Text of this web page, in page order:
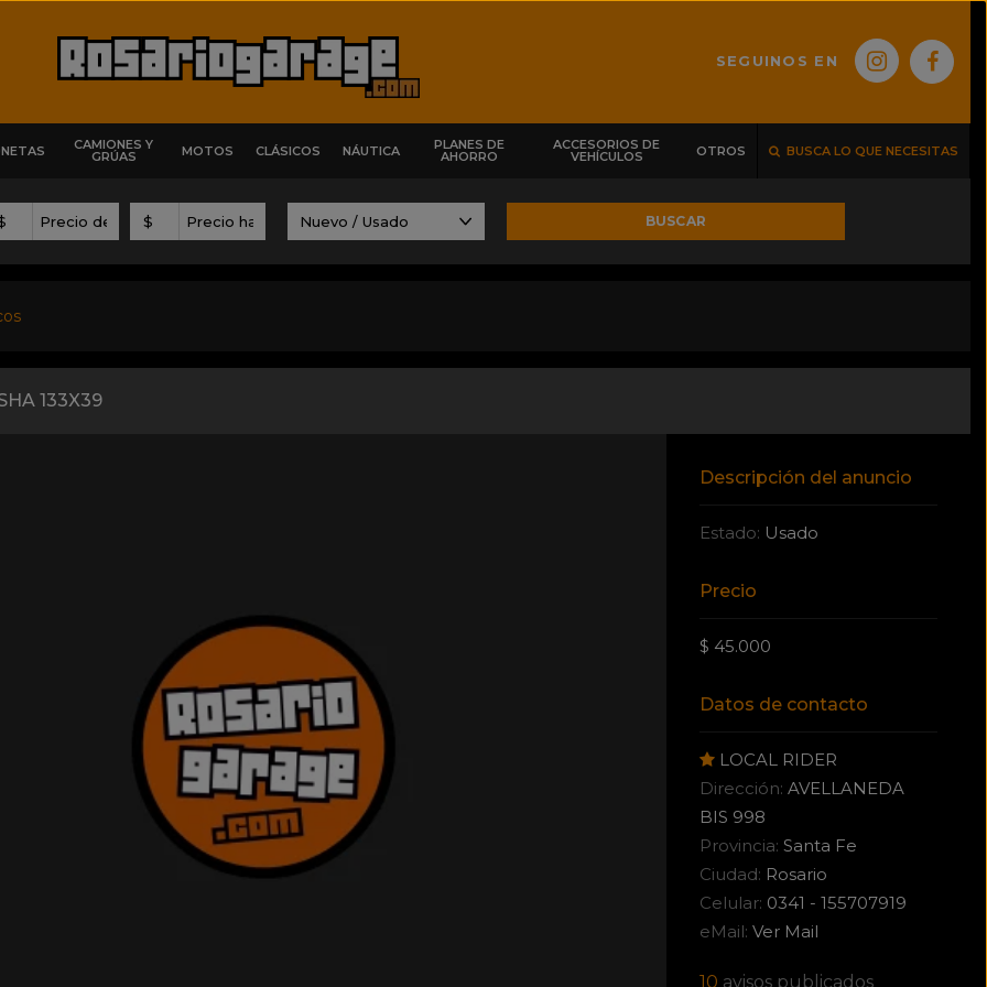
SEGUINOS EN
CAMIONES Y
GRÚAS MOTOS CLÁSICOS NÁUTICA PLANES DE
AHORRO
ACCESORIOS DE
VEHÍCULOS OTROS BUSCA LO QUE NECESITAS
$ BUSCAR
133X39
Descripción del anuncio
Estado: Usado
Precio
$ 45.000
Datos de contacto
LOCAL RIDER
Dirección: AVELLANEDA
BIS 998
Provincia:Santa Fe
Ciudad: Rosario
Celular: 0341 - 155707919
eMail:Ver Mail
10 avisos publicados